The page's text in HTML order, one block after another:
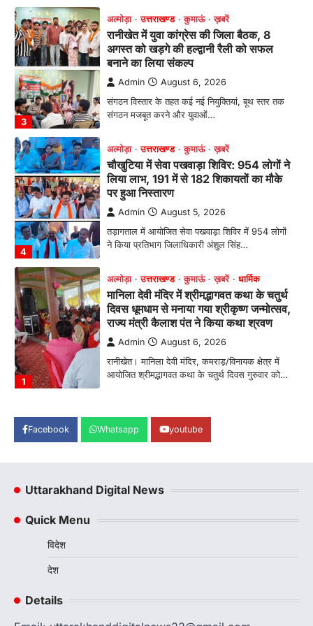
3
4
अल्मोड़ा उत्तराखण्ड कुमाऊं ख़बरें
चौखुटिया में सेवा पखवाड़ा शिविर: 954 लोगों ने
लिया लाभ, 191 में से 182 शिकायतों का मौके
पर हुआ निस्तारण
Admin August 5, 2026
1
अल्मोड़ा उत्तराखण्ड कुमाऊं ख़बरें धार्मिक
मानिला देवी मंदिर में श्रीमद्भागवत कथा के चतुर्थ
दिवस धूमधाम से मनाया गया श्रीकृष्ण जन्मोत्सव,
राज्य मंत्री कैलाश पंत ने किया कथा श्रवण
Admin August 6, 2026
अल्मोड़ा उत्तराखण्ड कुमाऊं ख़बरें
रानीखेत में शिक्षा-स्वास्थ्य व्यवस्था पर फूटा
कांग्रेस का गुस्सा, मंत्री और सरकार का पुतला
फूंका
Admin August 6, 2026
अल्मोड़ा उत्तराखण्ड कुमाऊं
अगस्त को खड़गे की हल्द्वानी रैली को सफल
Admin August 6, 2026
संगठन विस्तार के तहत कई नई नियुक्तियां, बूथ स्तर तक
Facebook Whatsapp youtube
Uttarakhand Digital News
Quick Menu
विदेश
देश
Details